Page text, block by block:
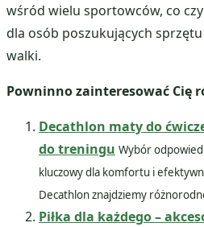
wśród wielu sportowców, co
dla osób poszukujących
walki.
Powninno zainteresować Cię
Decathlon maty do
do treningu Wybór
kluczowy dla komfortu i
Decathlon znajdziemy
Piłka dla każdego –